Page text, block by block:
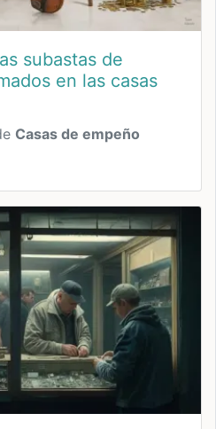
subastas de
en las casas
Casas de empeño